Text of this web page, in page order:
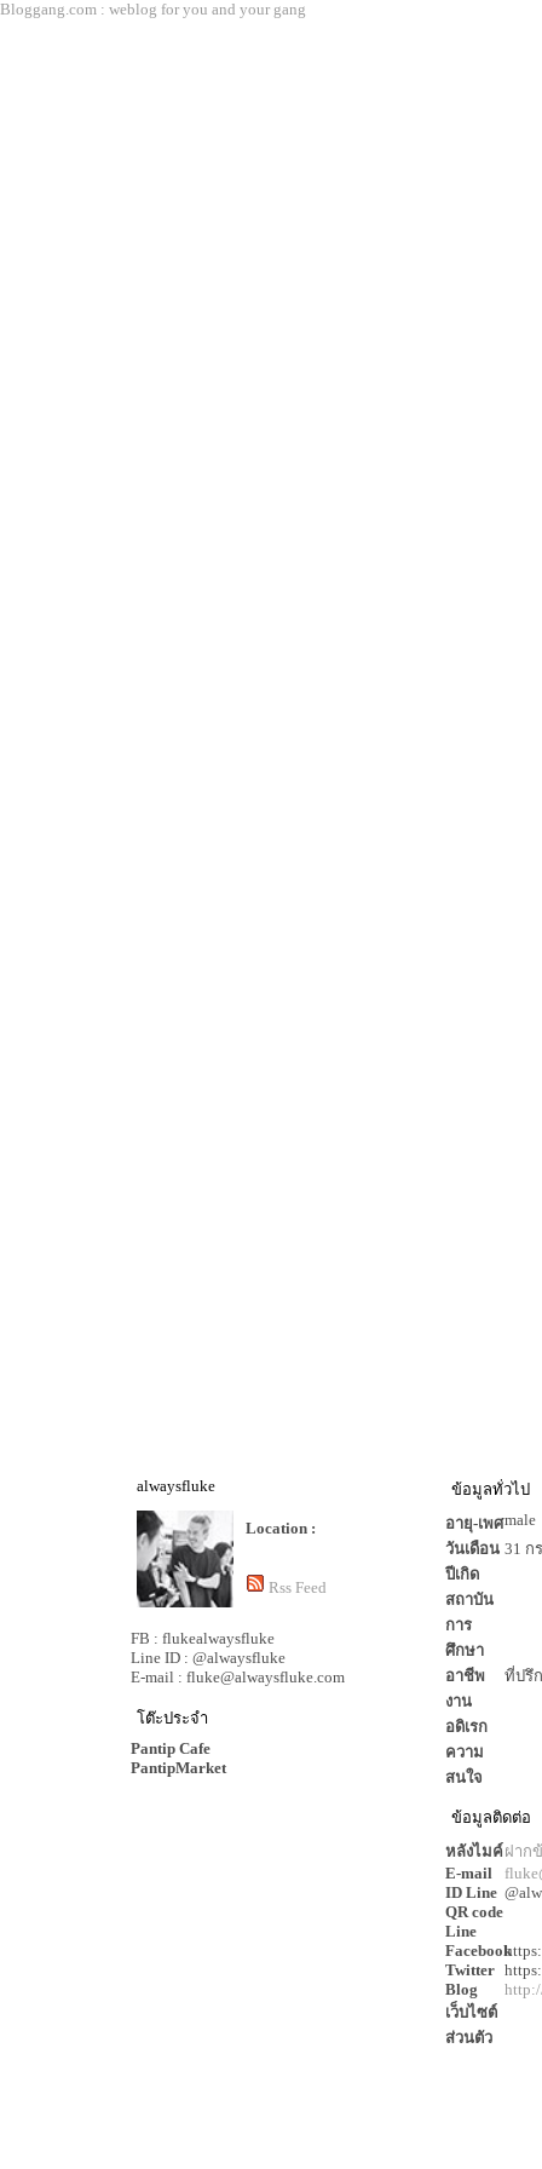
Bloggang.com : weblog for you and your gang
alwaysfluke
Location :
Rss Feed
FB : flukealwaysfluke
Line ID : @alwaysfluke
E-mail : fluke@alwaysfluke.com
โต๊ะประจำ
Pantip Cafe
PantipMarket
ข้อมูลทั่วไป
อายุ-เพศmale
วันเดือน
ปีเกิด
31 ก
สถาบัน
การ
ศึกษา
อาชีพ
ที่ปรึ
งาน
อดิเรก
ความ
สนใจ
ข้อมูลติดต่อ
หลังไมค์ ฝาก
E-mail
ID Line
QR code
Line
Facebook
Twitter
Blog
เว็บไซต์
ส่วนตัว